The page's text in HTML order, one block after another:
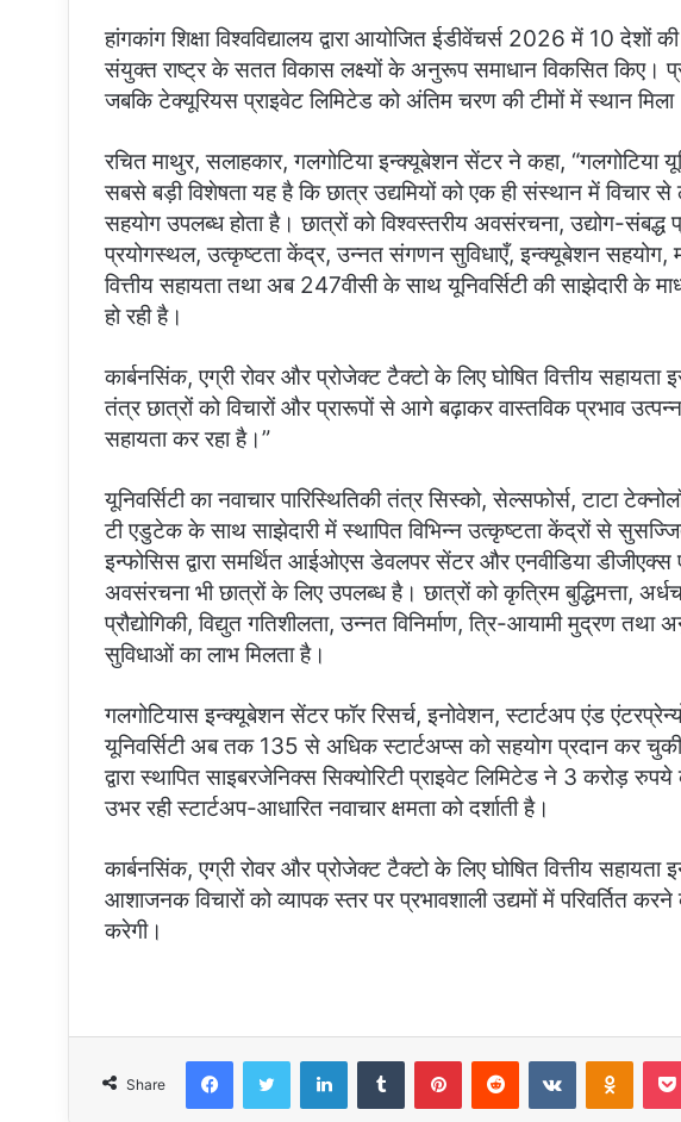
हांगकांग शिक्षा विश्वविद्यालय द्वारा आयोजित ईडीवेंचर्स 2026 में 10 देशों
संयुक्त राष्ट्र के सतत विकास लक्ष्यों के अनुरूप समाधान विकसित किए।
जबकि टेक्यूरियस प्राइवेट लिमिटेड को अंतिम चरण की टीमों में स्थान
रचित माथुर, सलाहकार, गलगोटिया इन्क्यूबेशन सेंटर ने कहा, “गलगोटिया
सबसे बड़ी विशेषता यह है कि छात्र उद्यमियों को एक ही संस्थान में विचार
सहयोग उपलब्ध होता है। छात्रों को विश्वस्तरीय अवसंरचना, उद्योग-संबद्ध
प्रयोगस्थल, उत्कृष्टता केंद्र, उन्नत संगणन सुविधाएँ, इन्क्यूबेशन सहयोग,
वित्तीय सहायता तथा अब 247वीसी के साथ यूनिवर्सिटी की साझेदारी के
हो रही है।
कार्बनसिंक, एग्री रोवर और प्रोजेक्ट टैक्टो के लिए घोषित वित्तीय सहायता
तंत्र छात्रों को विचारों और प्रारूपों से आगे बढ़ाकर वास्तविक प्रभाव
सहायता कर रहा है।”
यूनिवर्सिटी का नवाचार पारिस्थितिकी तंत्र सिस्को, सेल्सफोर्स, टाटा
टी एडुटेक के साथ साझेदारी में स्थापित विभिन्न उत्कृष्टता केंद्रों से
इन्फोसिस द्वारा समर्थित आईओएस डेवलपर सेंटर और एनवीडिया
अवसंरचना भी छात्रों के लिए उपलब्ध है। छात्रों को कृत्रिम बुद्धिमत्ता,
प्रौद्योगिकी, विद्युत गतिशीलता, उन्नत विनिर्माण, त्रि-आयामी मुद्रण
सुविधाओं का लाभ मिलता है।
गलगोटियास इन्क्यूबेशन सेंटर फॉर रिसर्च, इनोवेशन, स्टार्टअप एंड
यूनिवर्सिटी अब तक 135 से अधिक स्टार्टअप्स को सहयोग प्रदान कर चुकी
द्वारा स्थापित साइबरजेनिक्स सिक्योरिटी प्राइवेट लिमिटेड ने 3 करोड़
उभर रही स्टार्टअप-आधारित नवाचार क्षमता को दर्शाती है।
कार्बनसिंक, एग्री रोवर और प्रोजेक्ट टैक्टो के लिए घोषित वित्तीय
आशाजनक विचारों को व्यापक स्तर पर प्रभावशाली उद्यमों में परिवर्तित
करेगी।
Share
FacebookTwitter LinkedInTumblr PinterestReddit VKontakte